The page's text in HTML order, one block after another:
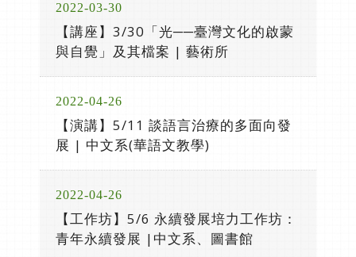
2022-03-30
【講座】3/30「光──臺灣文化的啟蒙
與自覺」及其檔案 | 藝術所
2022-04-26
【演講】5/11 談語言治療的多面向發
展 | 中文系(華語文教學)
2022-04-26
【工作坊】5/6 永續發展培力工作坊：
青年永續發展 |中文系、圖書館